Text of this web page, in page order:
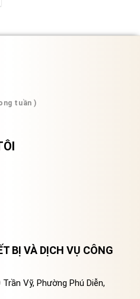
tuần )
BỊ VÀ DỊCH VỤ CÔNG
Vỹ, Phường Phú Diễn,